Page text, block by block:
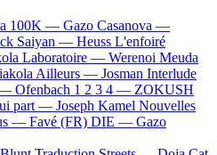
100K — Gazo Casanova —
Saiyan — Heuss L'enfoiré
Laboratoire — Werenoi Meuda
Ailleurs — Josman Interlude
— Ofenbach 1 2 3 4 — ZOKUSH
part — Joseph Kamel Nouvelles
— Favé (FR) DIE — Gazo